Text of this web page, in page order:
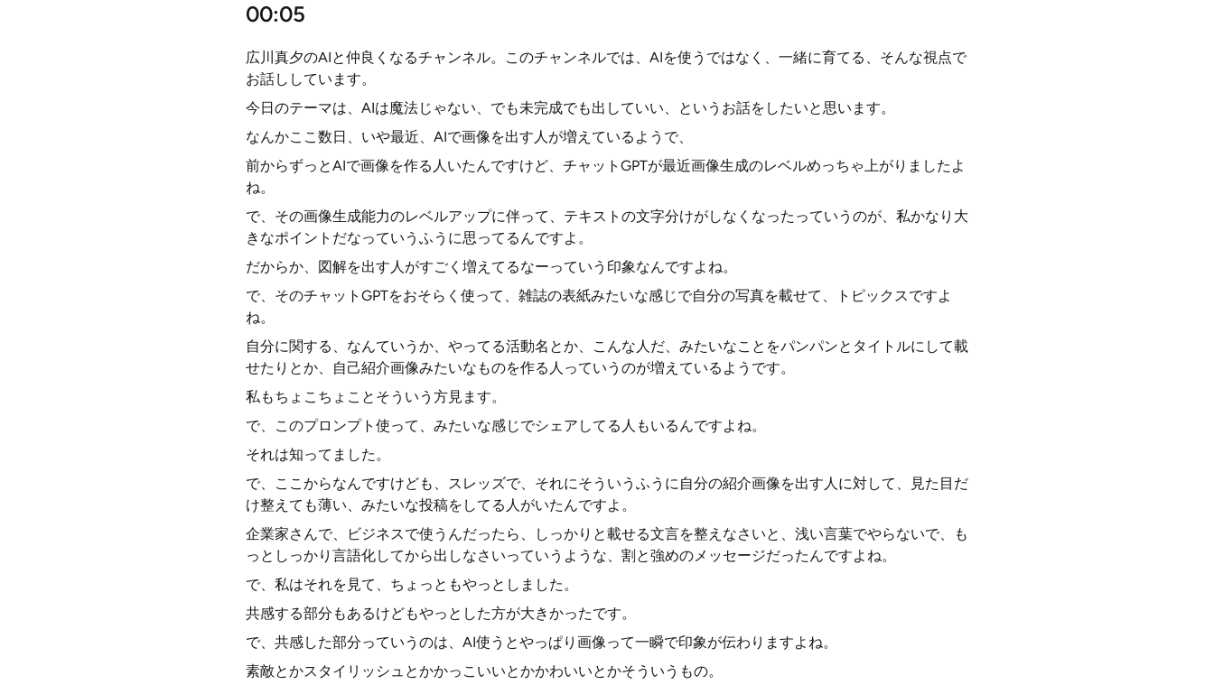
00:05
広川真夕のAIと仲良くなるチャンネル。このチャンネルでは、AIを使うではなく、一緒に育てる、そんな視点で
お話ししています。
今日のテーマは、AIは魔法じゃない、でも未完成でも出していい、というお話をしたいと思います。
なんかここ数日、いや最近、AIで画像を出す人が増えているようで、
前からずっとAIで画像を作る人いたんですけど、チャットGPTが最近画像生成のレベルめっちゃ上がりましたよ
ね。
で、その画像生成能力のレベルアップに伴って、テキストの文字分けがしなくなったっていうのが、私かなり大
きなポイントだなっていうふうに思ってるんですよ。
だからか、図解を出す人がすごく増えてるなーっていう印象なんですよね。
で、そのチャットGPTをおそらく使って、雑誌の表紙みたいな感じで自分の写真を載せて、トピックスですよ
ね。
自分に関する、なんていうか、やってる活動名とか、こんな人だ、みたいなことをパンパンとタイトルにして載
せたりとか、自己紹介画像みたいなものを作る人っていうのが増えているようです。
私もちょこちょことそういう方見ます。
で、このプロンプト使って、みたいな感じでシェアしてる人もいるんですよね。
それは知ってました。
で、ここからなんですけども、スレッズで、それにそういうふうに自分の紹介画像を出す人に対して、見た目だ
け整えても薄い、みたいな投稿をしてる人がいたんですよ。
企業家さんで、ビジネスで使うんだったら、しっかりと載せる文言を整えなさいと、浅い言葉でやらないで、も
っとしっかり言語化してから出しなさいっていうような、割と強めのメッセージだったんですよね。
で、私はそれを見て、ちょっともやっとしました。
共感する部分もあるけどもやっとした方が大きかったです。
で、共感した部分っていうのは、AI使うとやっぱり画像って一瞬で印象が伝わりますよね。
素敵とかスタイリッシュとかかっこいいとかかわいいとかそういうもの。